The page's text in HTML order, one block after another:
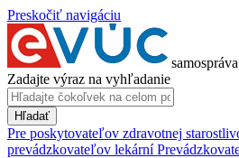
Preskočiť navigáciu
Zadajte výraz na vyhľadanie
Hľadať
Pre poskytovateľov zdravotnej
prevádzkovateľov lekární